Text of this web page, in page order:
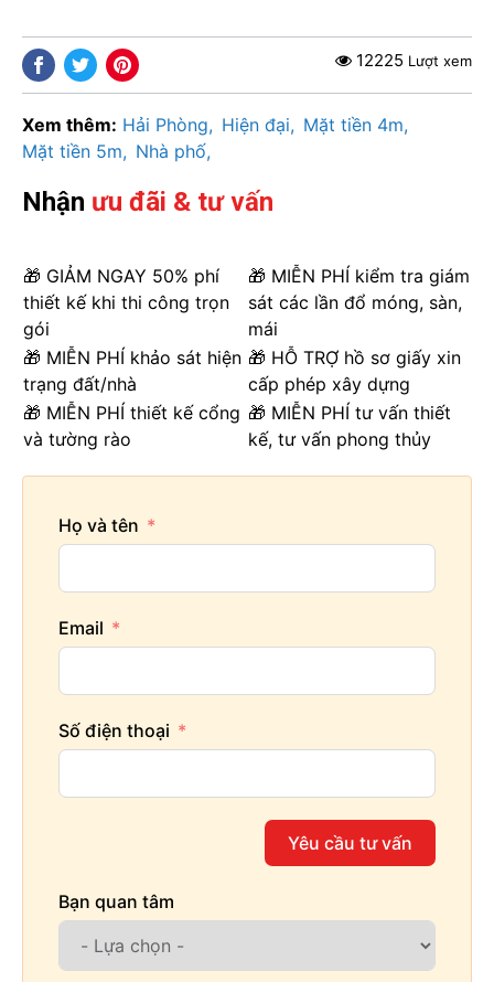
12225 Lượt xem
Xem thêm: Hải Phòng Hiện đại
Mặt tiền 4m
Mặt tiền 5m
Nhà phố
Nhận ưu đãi & tư vấn
🎁 GIẢM NGAY 50% phí
thiết kế khi thi công trọn
gói
🎁 MIỄN PHÍ kiểm tra giám
sát các lần đổ móng, sàn,
mái
🎁 MIỄN PHÍ khảo sát hiện
trạng đất/nhà
🎁 HỖ TRỢ hồ sơ giấy xin
cấp phép xây dựng
🎁 MIỄN PHÍ thiết kế cổng
và tường rào
🎁 MIỄN PHÍ tư vấn thiết
kế, tư vấn phong thủy
Họ và tên
Email
Số điện thoại
Yêu cầu tư vấn
Bạn quan tâm